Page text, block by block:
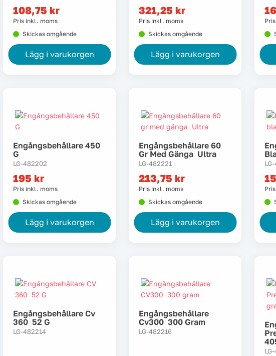
108,75 kr
Pris inkl. moms
Skickas omgående
Lägg i varukorgen
321,25 kr
Pris inkl. moms
Skickas omgående
Lägg i varukorgen
Engångsbehållare 450
G
LG-482202
195 kr
Pris inkl. moms
Skickas omgående
Lägg i varukorgen
Engångsbehållare 60
Gr Med Gänga Ultra
LG-482221
213,75 kr
Pris inkl. moms
Skickas omgående
Lägg i varukorgen
Engångsbehållare Cv
360 52 G
LG-482214
Engångsbehållare
Cv300 300 Gram
LG-482216